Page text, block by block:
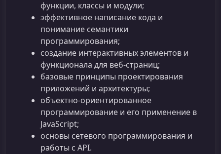
функции, классы и модули;
эффективное написание кода и
понимание семантики
программирования;
создание интерактивных элементов и
функционала для веб‑страниц;
базовые принципы проектирования
приложений и архитектуры;
объектно‑ориентированное
программирование и его применение в
JavaScript;
основы сетевого программирования и
работы с API.